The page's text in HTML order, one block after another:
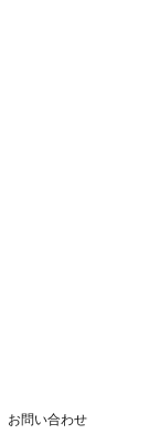
お問い合わせ